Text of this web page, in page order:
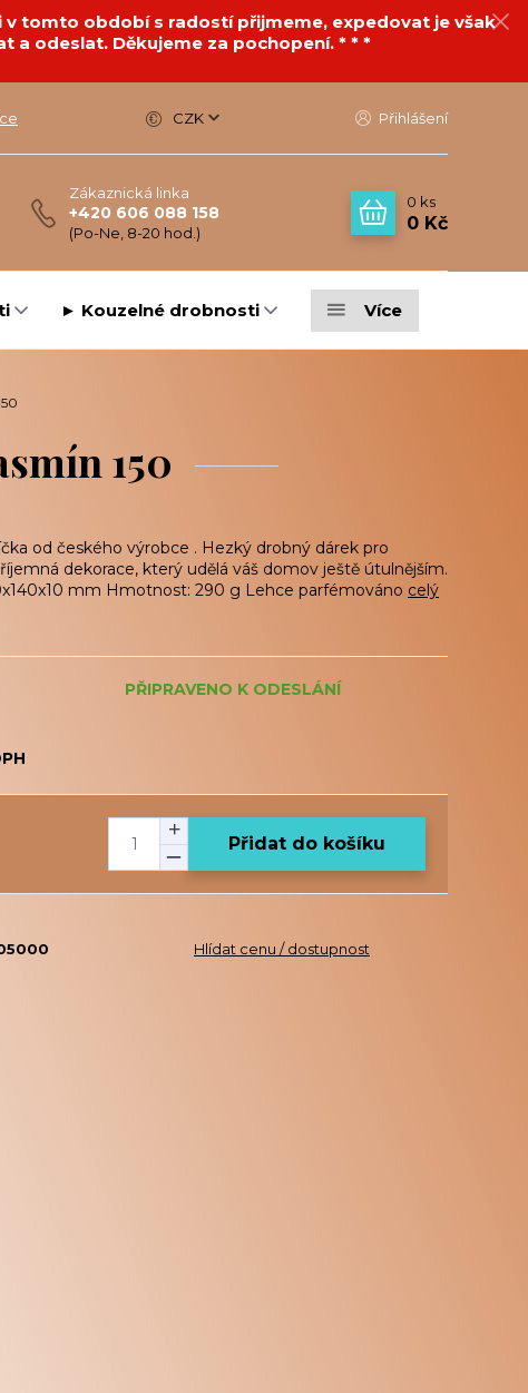
v tomto období s radostí přijmeme, expedovat je však
a odeslat. Děkujeme za pochopení. * * *
CZK Přihlášení
Zákaznická linka
+420 606 088 158
(Po-Ne, 8-20 hod.)
0 ks
0 Kč
► Kouzelné drobnosti Více
150
od českého výrobce . Hezký drobný dárek pro
dekorace, který udělá váš domov ještě útulnějším.
mm Hmotnost: 290 g Lehce parfémováno celý
PŘIPRAVENO K ODESLÁNÍ
Přidat do košíku
Hlídat cenu / dostupnost